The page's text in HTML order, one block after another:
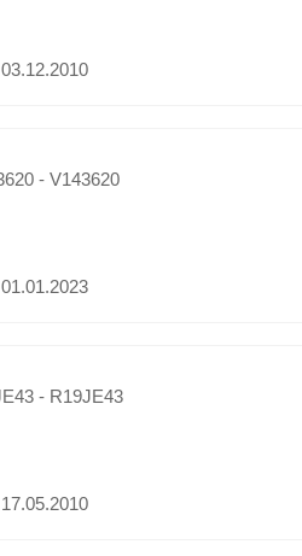
03.12.2010
01.01.2023
17.05.2010